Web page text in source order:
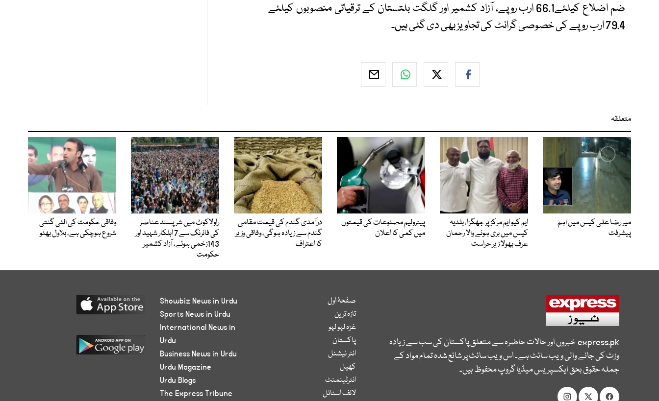
ضم اضلاع کیلئے66.1 ارب روپے، آزاد کشمیر اور گلگت بلتستان کے ترقیاتی منصوبوں کیلئے
79.4 ارب روپے کی خصوصی گرانٹ کی تجاویز بھی دی گئی ہیں۔
متعلقہ
میر رضا علی کیس میں اہم
پیشرفت
ایم کیو ایم مرکز پر جھگڑا، بلدیہ
کیس میں بری ہونے والا رحمان
عرف بھولا زیر حراست
پیٹرولیم مصنوعات کی قیمتوں
میں کمی کا اعلان
درآمدی گندم کی قیمت مقامی
گندم سے زیادہ ہوگی، وفاقی وزیر
کا اعتراف
راولاکوٹ میں شرپسند عناصر
کی فائرنگ سے 7 اہلکار شہید اور
143زخمی ہوئے، آزاد کشمیر
حکومت
وفاقی حکومت کی الٹی گنتی
شروع ہوچکی ہے، بلاول بھٹو
express.pkخبروں اور حالات حاضرہ سے متعلق پاکستان کی سب سے زیادہ
وزٹ کی جانے والی ویب سائٹ ہے۔ اس ویب سائٹ پر شائع شدہ تمام مواد کے
جملہ حقوق بحق ایکسپریس میڈیا گروپ محفوظ ہیں۔
صفحۂ اول
تازہ ترین
غزہ لہو لہو
پاکستان
انٹر نیشنل
کھیل
انٹرٹینمنٹ
لائف اسٹائل
Showbiz News in Urdu
Sports News in Urdu
International News in
Urdu
Business News in Urdu
Urdu Magazine
Urdu Blogs
The Express Tribune